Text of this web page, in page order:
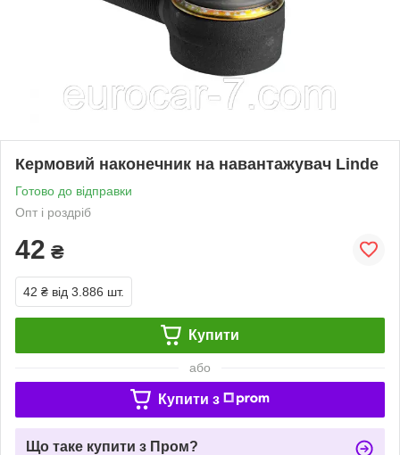
Кермовий наконечник на навантажувач Linde
Готово до відправки
Опт і роздріб
42 ₴
42 ₴ від 3.886 шт.
Купити
або
Купити з
Що таке купити з Пром?